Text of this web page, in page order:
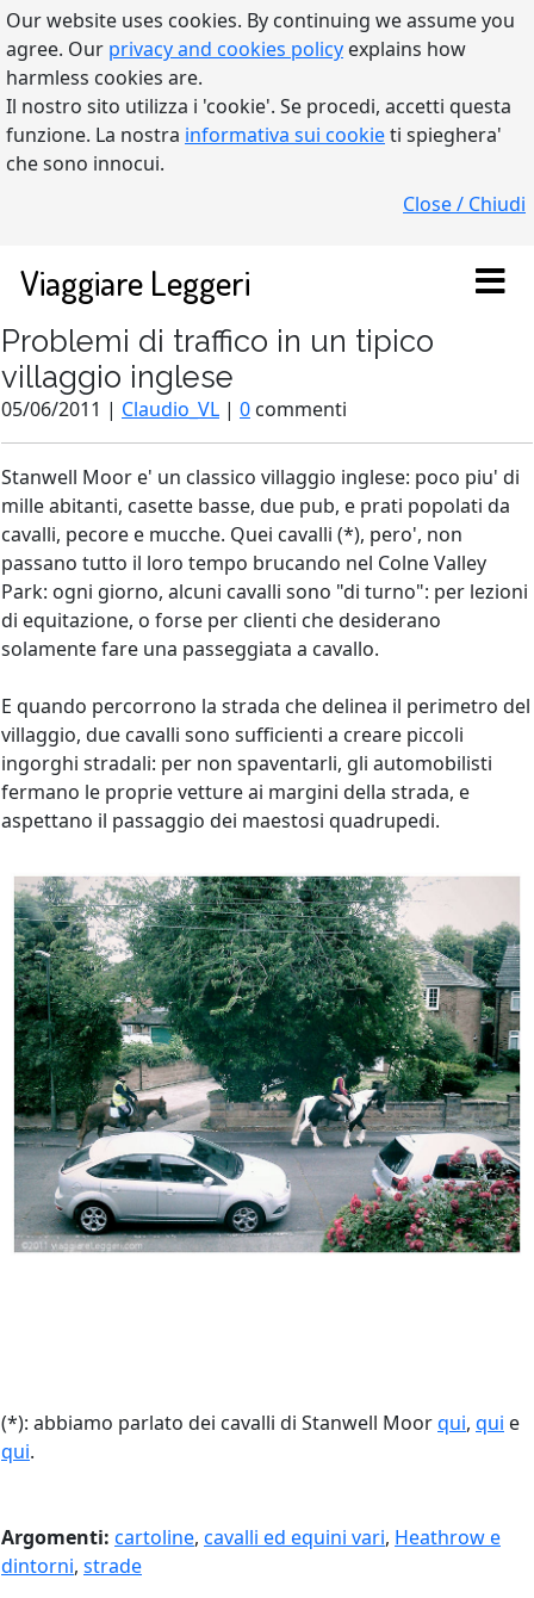
Our website uses cookies. By continuing we assume you
agree. Our privacy and cookies policy explains how
harmless cookies are.
Il nostro sito utilizza i 'cookie'. Se procedi, accetti questa
funzione. La nostra informativa sui cookieti spieghera'
che sono innocui.
Close / Chiudi
Viaggiare Leggeri
Problemi di traffico in un tipico
villaggio inglese
05/06/2011 | Claudio_VL | 0 commenti
Stanwell Moor e' un classico villaggio inglese: poco piu' di
mille abitanti, casette basse, due pub, e prati popolati da
cavalli, pecore e mucche. Quei cavalli (*), pero', non
passano tutto il loro tempo brucando nel Colne Valley
Park: ogni giorno, alcuni cavalli sono "di turno": per lezioni
di equitazione, o forse per clienti che desiderano
solamente fare una passeggiata a cavallo.
E quando percorrono la strada che delinea il perimetro del
villaggio, due cavalli sono sufficienti a creare piccoli
ingorghi stradali: per non spaventarli, gli automobilisti
fermano le proprie vetture ai margini della strada, e
aspettano il passaggio dei maestosi quadrupedi.
(*): abbiamo parlato dei cavalli di Stanwell Moorqui, qui e
qui.
Argomenti: cartoline, cavalli ed equini vari, Heathrow e
dintorni, strade